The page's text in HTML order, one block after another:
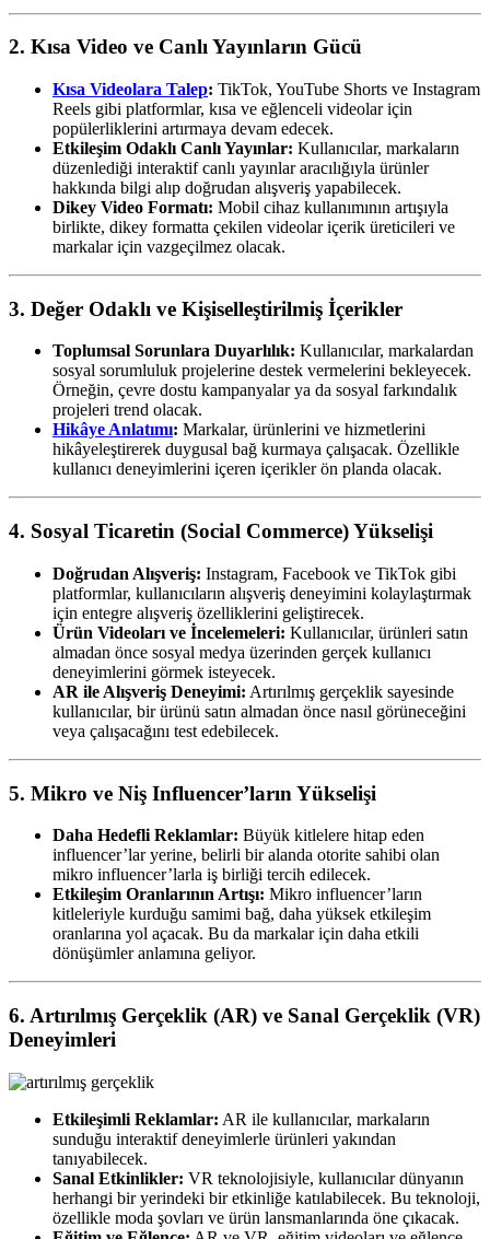
2. Kısa Video ve Canlı Yayınların Gücü
Kısa Videolara Talep: TikTok, YouTube Shorts ve Instagram
Reels gibi platformlar, kısa ve eğlenceli videolar için
popülerliklerini artırmaya devam edecek.
Etkileşim Odaklı Canlı Yayınlar: Kullanıcılar, markaların
düzenlediği interaktif canlı yayınlar aracılığıyla ürünler
hakkında bilgi alıp doğrudan alışveriş yapabilecek.
Dikey Video Formatı: Mobil cihaz kullanımının artışıyla
birlikte, dikey formatta çekilen videolar içerik üreticileri ve
markalar için vazgeçilmez olacak.
3. Değer Odaklı ve Kişiselleştirilmiş İçerikler
Toplumsal Sorunlara Duyarlılık: Kullanıcılar, markalardan
sosyal sorumluluk projelerine destek vermelerini bekleyecek.
Örneğin, çevre dostu kampanyalar ya da sosyal farkındalık
projeleri trend olacak.
Hikâye Anlatımı: Markalar, ürünlerini ve hizmetlerini
hikâyeleştirerek duygusal bağ kurmaya çalışacak. Özellikle
kullanıcı deneyimlerini içeren içerikler ön planda olacak.
4. Sosyal Ticaretin (Social Commerce) Yükselişi
Doğrudan Alışveriş: Instagram, Facebook ve TikTok gibi
platformlar, kullanıcıların alışveriş deneyimini kolaylaştırmak
için entegre alışveriş özelliklerini geliştirecek.
Ürün Videoları ve İncelemeleri: Kullanıcılar, ürünleri satın
almadan önce sosyal medya üzerinden gerçek kullanıcı
deneyimlerini görmek isteyecek.
AR ile Alışveriş Deneyimi: Artırılmış gerçeklik sayesinde
kullanıcılar, bir ürünü satın almadan önce nasıl görüneceğini
veya çalışacağını test edebilecek.
5. Mikro ve Niş Influencer’ların Yükselişi
Daha Hedefli Reklamlar: Büyük kitlelere hitap eden
influencer’lar yerine, belirli bir alanda otorite sahibi olan
mikro influencer’larla iş birliği tercih edilecek.
Etkileşim Oranlarının Artışı: Mikro influencer’ların
kitleleriyle kurduğu samimi bağ, daha yüksek etkileşim
oranlarına yol açacak. Bu da markalar için daha etkili
dönüşümler anlamına geliyor.
6. Artırılmış Gerçeklik (AR) ve Sanal Gerçeklik (VR)
Deneyimleri
Etkileşimli Reklamlar: AR ile kullanıcılar, markaların
sunduğu interaktif deneyimlerle ürünleri yakından
tanıyabilecek.
Sanal Etkinlikler: VR teknolojisiyle, kullanıcılar dünyanın
herhangi bir yerindeki bir etkinliğe katılabilecek. Bu teknoloji,
özellikle moda şovları ve ürün lansmanlarında öne çıkacak.